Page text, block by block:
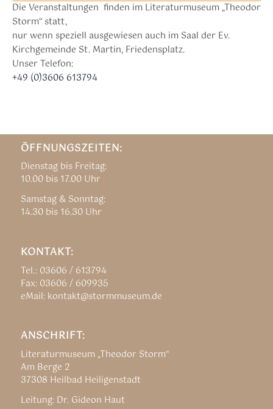
Die Veranstaltungen finden im Literaturmuseum „Theodor
Storm“ statt,
nur wenn speziell ausgewiesen auch im Saal der Ev.
Kirchgemeinde St. Martin, Friedensplatz.
Unser Telefon:
+49 (0)3606 613794
ÖFFNUNGSZEITEN:
Dienstag bis Freitag:
10.00 bis 17.00 Uhr
Samstag & Sonntag:
14.30 bis 16.30 Uhr
KONTAKT:
Tel.: 03606 / 613794
Fax: 03606 / 609935
eMail: kontakt@stormmuseum.de
ANSCHRIFT:
Literaturmuseum „Theodor Storm“
Am Berge 2
37308 Heilbad Heiligenstadt
Leitung: Dr. Gideon Haut